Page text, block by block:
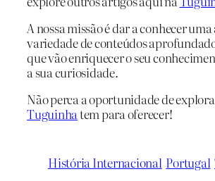
A nossa missão é dar a conhecer
variedade de conteúdos
que vão enriquecer o seu
a sua curiosidade.
Não perca a oportunidade de
Tuguinha tem para oferecer!
História Internacional Portugal